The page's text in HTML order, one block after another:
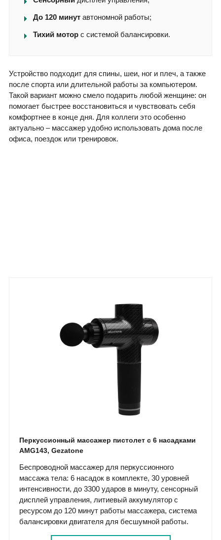
До 120 минут автономной работы;
Тихий мотор с системой балансировки.
Устройство подходит для спины, шеи, ног и плеч, а также
после спорта или длительной работы за компьютером.
Такой вариант можно смело подарить любой женщине: он
помогает быстрее восстановиться и чувствовать себя
комфортнее в конце дня. Для коллеги это особенно
актуально – массажер удобно использовать дома после
офиса, поездок или тренировок.
Перкуссионный массажер пистолет с 6 насадками
AMG143, Gezatone
Беспроводной массажер для перкуссионного
массажа тела: 6 насадок в комплекте, 30 уровней
интенсивности, до 3300 ударов в минуту, сенсорный
дисплей управления, литиевый аккумулятор с
ресурсом до 120 минут работы массажера, система
балансировки двигателя для бесшумной работы.